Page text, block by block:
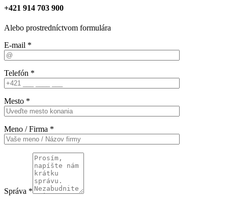
+421 914 703 900
Alebo prostredníctvom formulára
E-mail *
Telefón *
Mesto *
Meno / Firma *
Správa *